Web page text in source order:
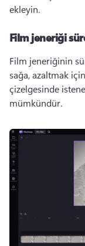
ekleyin.
Film jeneriği
Film jeneriğinin
sağa, azaltmak
çizelgesinde
mümkündür.